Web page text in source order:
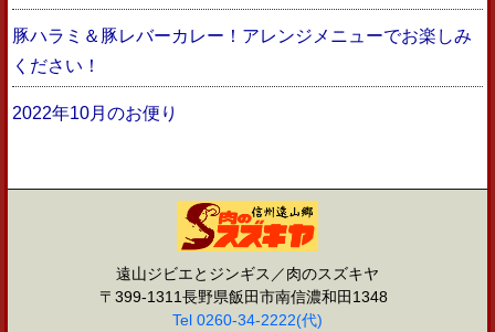
豚ハラミ＆豚レバーカレー！アレンジメニューでお楽しみ
ください！
2022年10月のお便り
遠山ジビエとジンギス／肉のスズキヤ
〒399-1311長野県飯田市南信濃和田1348
Tel 0260-34-2222(代)